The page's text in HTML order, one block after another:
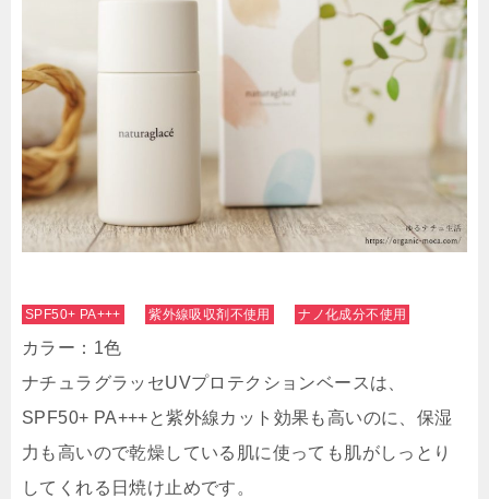
SPF50+ PA+++ 紫外線吸収剤不使用 ナノ化成分不使用
カラー：1色
ナチュラグラッセUVプロテクションベースは、
SPF50+ PA+++と紫外線カット効果も高いのに、保湿
力も高いので乾燥している肌に使っても肌がしっとり
してくれる日焼け止めです。